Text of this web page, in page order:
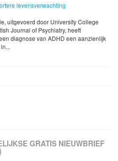
levensverwachting
uitgevoerd door University College
Journal of Psychiatry, heeft
diagnose van ADHD een aanzienlijk
GRATIS NIEUWBRIEF